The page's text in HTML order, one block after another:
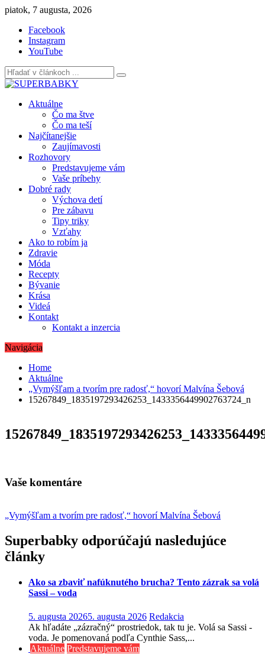
Skip
content
piatok, 7 augusta, 2026
Facebook
Instagram
YouTube
Aktuálne
Čo ma štve
Čo ma teší
Najčítanejšie
Zaujímavosti
Rozhovory
Predstavujeme vám
Vaše príbehy
Dobré rady
Výchova detí
Pre zábavu
Tipy triky
Vzťahy
Ako to robím ja
Zdravie
Móda
Recepty
Bývanie
Krása
Videá
Kontakt
Kontakt a inzercia
Navigácia
Home
Aktuálne
„Vymýšľam a tvorím pre radosť,“ hovorí Malvína Šebová
15267849_1835197293426253_1433356449902763724_n
Vaše komentáre
Navigácia
v
článku
„Vymýšľam a tvorím pre radosť,“ hovorí Malvína Šebová
Superbabky odporúčajú nasledujúce
články
Ako sa zbaviť nafúknutého brucha? Tento zázrak sa volá
Sassi – voda
5. augusta 20265. augusta 2026 Redakcia
Ak hľadáte „zázračný“ prostriedok, tak tu je. Volá sa Sassi -
voda. Je pomenovaná podľa Cynthie Sass,...
Aktuálne Predstavujeme vám